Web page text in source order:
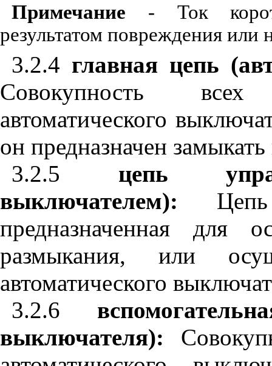
Примечание - Ток
результатом повреждения или
3.2.4 главная цепь
Совокупность
автоматического
он предназначен
3.2.5 цепь
выключателем): Цепь
предназначенная для
размыкания, или
автоматического
3.2.6
выключателя):